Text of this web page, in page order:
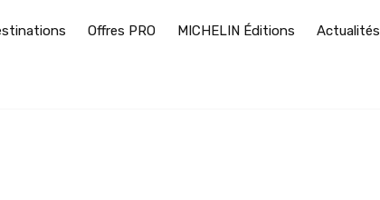
Offres PRO MICHELIN Éditions Actualités